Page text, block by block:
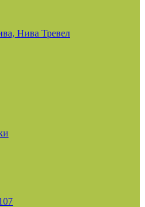
Нива Тревел